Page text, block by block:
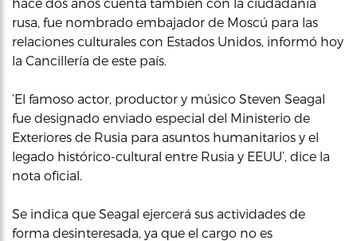
rusa, fue nombrado embajador de Moscú para las
relaciones culturales con Estados Unidos, informó hoy
la Cancillería de este país.
‘El famoso actor, productor y músico Steven Seagal
fue designado enviado especial del Ministerio de
Exteriores de Rusia para asuntos humanitarios y el
legado histórico-cultural entre Rusia y EEUU’, dice la
nota oficial.
Se indica que Seagal ejercerá sus actividades de
forma desinteresada, ya que el cargo no es